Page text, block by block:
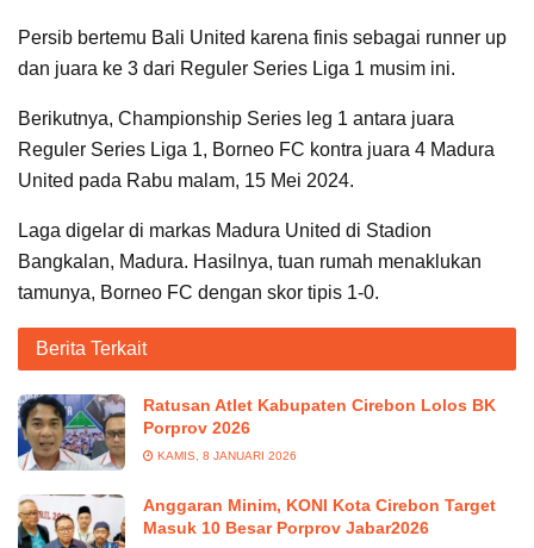
Persib bertemu Bali United karena finis sebagai runner up
dan juara ke 3 dari Reguler Series Liga 1 musim ini.
Berikutnya, Championship Series leg 1 antara juara
Reguler Series Liga 1, Borneo FC kontra juara 4 Madura
United pada Rabu malam, 15 Mei 2024.
Laga digelar di markas Madura United di Stadion
Bangkalan, Madura. Hasilnya, tuan rumah menaklukan
tamunya, Borneo FC dengan skor tipis 1-0.
Berita Terkait
Ratusan Atlet Kabupaten Cirebon Lolos BK
Porprov 2026
KAMIS, 8 JANUARI 2026
Anggaran Minim, KONI Kota Cirebon Target
Masuk 10 Besar Porprov Jabar2026